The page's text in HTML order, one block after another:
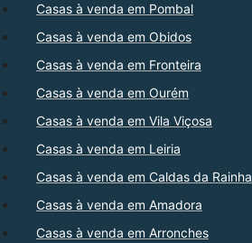
Casas à venda em Pombal
Casas à venda em Obidos
Casas à venda em Fronteira
Casas à venda em Ourém
Casas à venda em Vila Viçosa
Casas à venda em Leiria
Casas à venda em Caldas da Rainha
Casas à venda em Amadora
Casas à venda em Arronches